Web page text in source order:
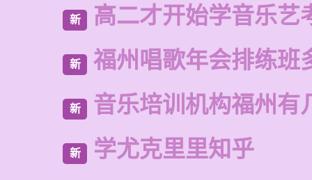
新 高二才开始学音乐艺
新 福州唱歌年会排练班
新 音乐培训机构福州有
新 学尤克里里知乎